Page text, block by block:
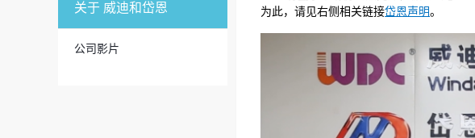
关于 威迪和岱恩
公司影片
为此，请见右侧相关链接岱恩声明。